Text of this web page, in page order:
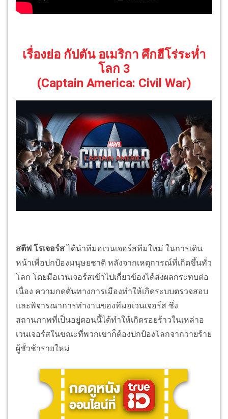
เรื่องย่อ กัปตัน อเมริกา ศึกฮีโร่ระห่ำ
โลก 3
(Captain America: Civil War)
สตีฟ โรเจอร์สได้นำทีมอเวนเจอร์สทีมใหม่ ในการเดิน
หน้าเพื่อปกป้องมนุษยชาติ หลังจากเหตุการณ์ที่เกิดขึ้นทั่ว
โลก โดยมีอเวนเจอร์สเข้าไปเกี่ยวข้องได้ส่งผลกระทบต่อ
เนื่อง ความกดดันทางการเมืองทำให้เกิดระบบตรวจสอบ
และพิจารณาการทำงานของทีมอเวนเจอร์ส ซึ่ง
สถานภาพที่เป็นอยู่ตอนนี้ได้ทำให้เกิดรอยร้าวในเหล่าอ
เวนเจอร์สในขณะที่พวกเขาก็ต้องปกป้องโลกจากวายร้าย
ผู้ชั่วช้ารายใหม่